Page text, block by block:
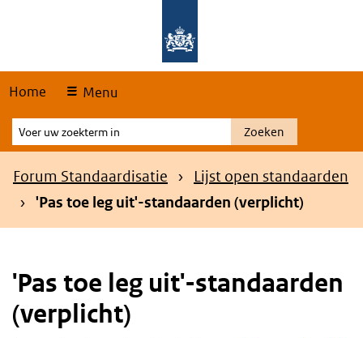
Home Menu
Voer
uw
zoekterm
Zoeken
Kruimelpad
Forum Standaardisatie
Lijst open standaarden
'Pas toe leg uit'-standaarden (verplicht)
'Pas toe leg uit'-standaarden
(verplicht)